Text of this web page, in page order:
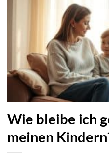
Wie bleibe ich
meinen